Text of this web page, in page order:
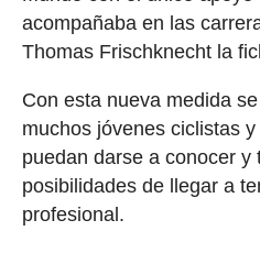
acompañaba en las
Thomas Frischknecht la
Con esta nueva medida
muchos jóvenes ciclistas
puedan darse a conocer y
posibilidades de llegar a
profesional.